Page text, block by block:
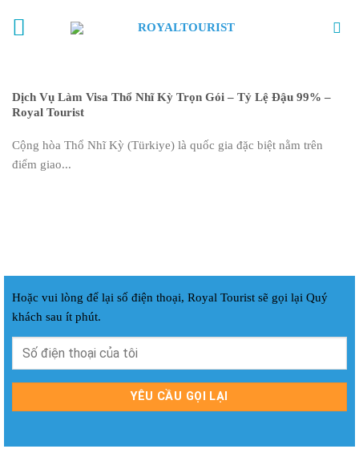
Dịch Vụ Làm Visa Thổ Nhĩ Kỳ Trọn Gói – Tỷ Lệ Đậu 99% –
Royal Tourist
Cộng hòa Thổ Nhĩ Kỳ (Türkiye) là quốc gia đặc biệt nằm trên
điểm giao...
Hoặc vui lòng để lại số điện thoại, Royal Tourist sẽ gọi lại Quý
khách sau ít phút.